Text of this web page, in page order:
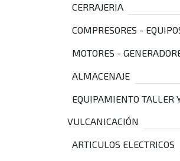
CERRAJERIA
COMPRESORES -
MOTORES -
ALMACENAJE
EQUIPAMIENTO TALLER
VULCANICACIÓN
ARTICULOS ELECTRICOS